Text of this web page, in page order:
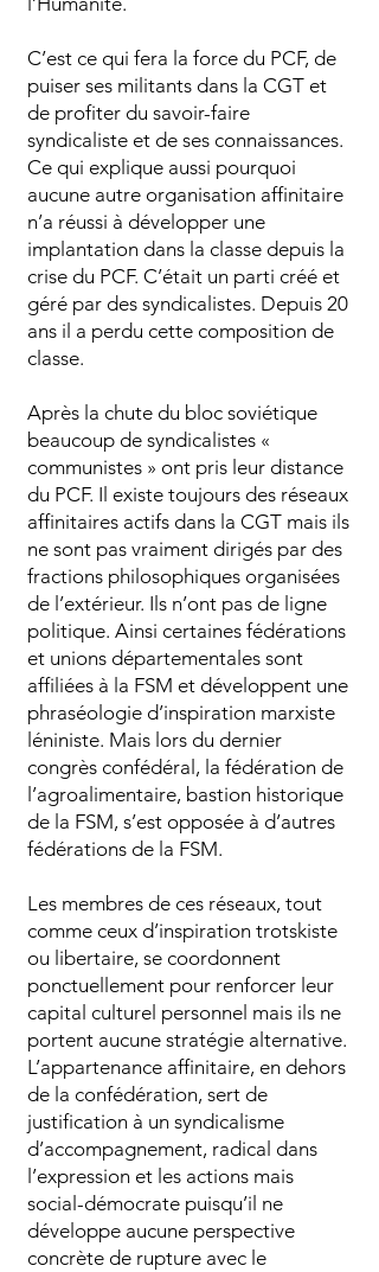
C’est ce qui fera la force du PCF, de
puiser ses militants dans la CGT et
de profiter du savoir-faire
syndicaliste et de ses connaissances.
Ce qui explique aussi pourquoi
aucune autre organisation affinitaire
n’a réussi à développer une
implantation dans la classe depuis la
crise du PCF. C’était un parti créé et
géré par des syndicalistes. Depuis 20
ans il a perdu cette composition de
classe.
Après la chute du bloc soviétique
beaucoup de syndicalistes «
communistes » ont pris leur distance
du PCF. Il existe toujours des réseaux
affinitaires actifs dans la CGT mais ils
ne sont pas vraiment dirigés par des
fractions philosophiques organisées
de l’extérieur. Ils n’ont pas de ligne
politique. Ainsi certaines fédérations
et unions départementales sont
affiliées à la FSM et développent une
phraséologie d’inspiration marxiste
léniniste. Mais lors du dernier
congrès confédéral, la fédération de
l’agroalimentaire, bastion historique
de la FSM, s’est opposée à d’autres
fédérations de la FSM.
Les membres de ces réseaux, tout
comme ceux d’inspiration trotskiste
ou libertaire, se coordonnent
ponctuellement pour renforcer leur
capital culturel personnel mais ils ne
portent aucune stratégie alternative.
L’appartenance affinitaire, en dehors
de la confédération, sert de
justification à un syndicalisme
d’accompagnement, radical dans
l’expression et les actions mais
social-démocrate puisqu’il ne
développe aucune perspective
concrète de rupture avec le